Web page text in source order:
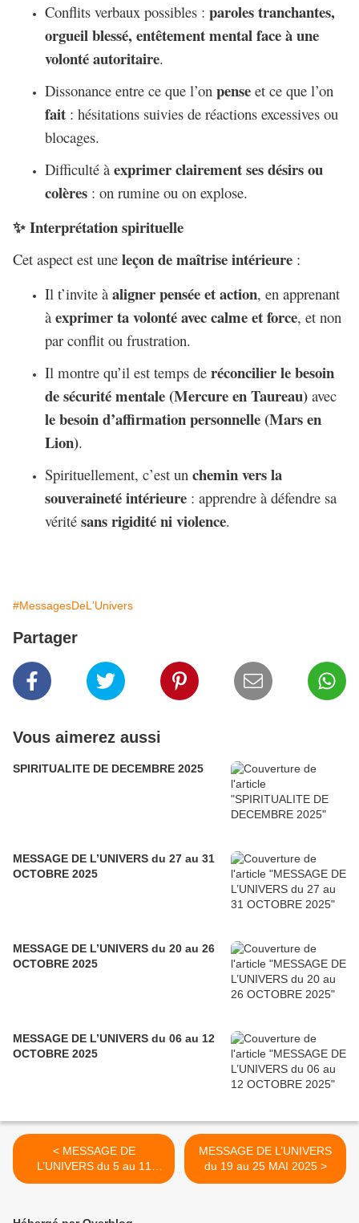
Conflits verbaux possibles : paroles tranchantes,
orgueil blessé, entêtement mental face à une
volonté autoritaire.
Dissonance entre ce que l’on pense et ce que l’on
fait : hésitations suivies de réactions excessives ou
blocages.
Difficulté à exprimer clairement ses désirs ou
colères : on rumine ou on explose.
✨ Interprétation spirituelle
Cet aspect est une leçon de maîtrise intérieure :
Il t’invite à aligner pensée et action, en apprenant
à exprimer ta volonté avec calme et force, et non
par conflit ou frustration.
Il montre qu’il est temps de réconcilier le besoin
de sécurité mentale (Mercure en Taureau) avec
le besoin d’affirmation personnelle (Mars en
Lion).
Spirituellement, c’est un chemin vers la
souveraineté intérieure : apprendre à défendre sa
vérité sans rigidité ni violence.
#MessagesDeL'Univers
Partager
Vous aimerez aussi
SPIRITUALITE DE DECEMBRE 2025
MESSAGE DE L’UNIVERS du 27 au 31
OCTOBRE 2025
MESSAGE DE L’UNIVERS du 20 au 26
OCTOBRE 2025
MESSAGE DE L’UNIVERS du 06 au 12
OCTOBRE 2025
< MESSAGE DE
L’UNIVERS du 5 au 11
MAI 2025
MESSAGE DE L’UNIVERS
du 19 au 25 MAI 2025 >